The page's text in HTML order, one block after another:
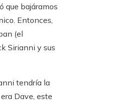
que bajáramos
Entonces,
(el
Sirianni y sus
tendría la
Dave, este